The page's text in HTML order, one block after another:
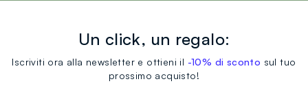
Un click, un regalo:
Iscriviti ora alla newsletter e ottieni il -10% di sconto sul tuo
prossimo acquisto!